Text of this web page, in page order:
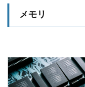
メモリ